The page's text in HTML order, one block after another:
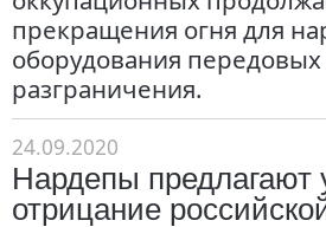
прекращения огня для
оборудования
разграничения.
24.09.2020
Нардепы предлагают
отрицание